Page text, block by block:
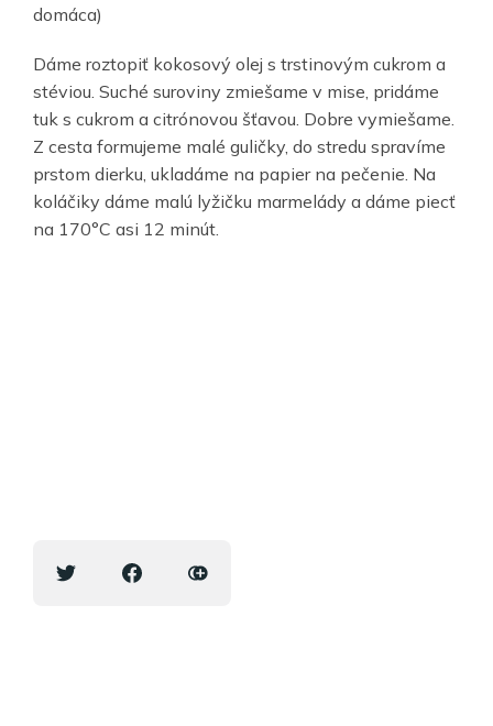
domáca)
Dáme roztopiť kokosový olej s trstinovým cukrom a
stéviou. Suché suroviny zmiešame v mise, pridáme
tuk s cukrom a citrónovou šťavou. Dobre vymiešame.
Z cesta formujeme malé guličky, do stredu spravíme
prstom dierku, ukladáme na papier na pečenie. Na
koláčiky dáme malú lyžičku marmelády a dáme piecť
na 170°C asi 12 minút.